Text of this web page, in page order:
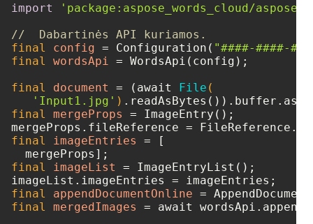
import
'package:aspose_words_cloud/
//  Dabartinės API kuriamos.
final
config = Configuration( "####-####-
final
wordsApi = WordsApi(config);
final
document = (await File (
'Input1.jpg' )
final
mergeProps = ImageEntry();
mergeProps.fileReference =
final
imageEntries = [
final
imageList = ImageEntryList();
final
appendDocumentOnline =
final
mergedImages = await